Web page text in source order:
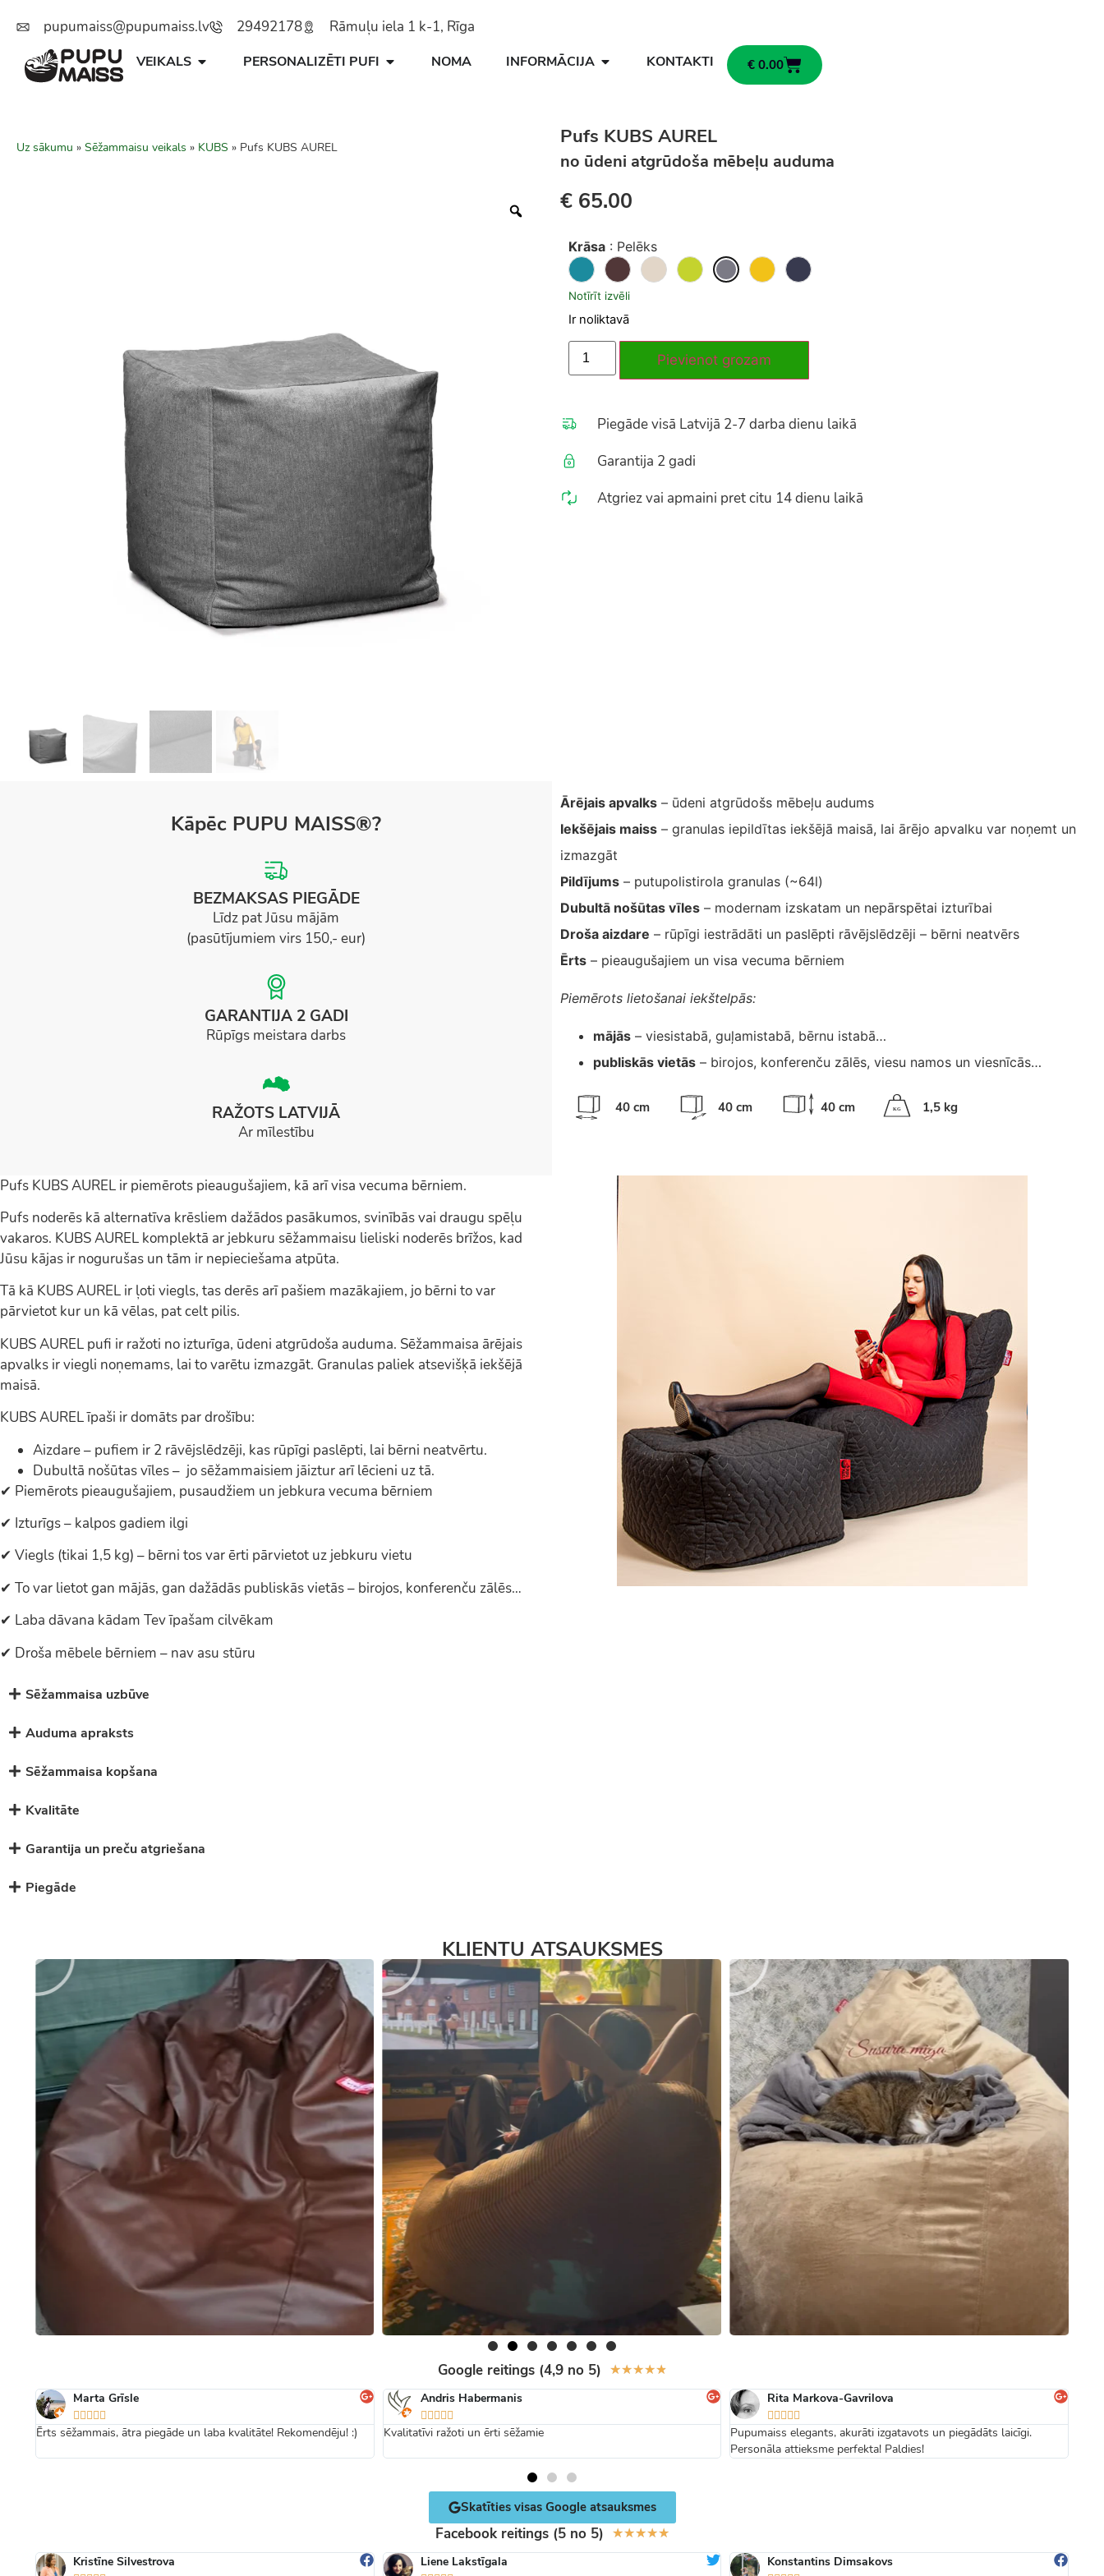
pupumaiss@pupumaiss.lv 29492178 Rāmuļu iela 1 k-1, Rīga
VEIKALS PERSONALIZĒTI PUFI NOMA INFORMĀCIJA KONTAKTI € 0.00
Uz sākumu » Sēžammaisu veikals » KUBS » Pufs KUBS AUREL Pufs KUBS AUREL
no ūdeni atgrūdoša mēbeļu auduma
€ 65.00
Krāsa : Pelēks
Notīrīt izvēli
Ir noliktavā
Pievienot grozam
Piegāde visā Latvijā 2-7 darba dienu laikā
Garantija 2 gadi
Atgriez vai apmaini pret citu 14 dienu laikā
Kāpēc PUPU MAISS®?
BEZMAKSAS PIEGĀDE
Līdz pat Jūsu mājām
(pasūtījumiem virs 150,- eur)
GARANTIJA 2 GADI
Rūpīgs meistara darbs
RAŽOTS LATVIJĀ
Ar mīlestību
Ārējais apvalks – ūdeni atgrūdošs mēbeļu audums
Iekšējais maiss – granulas iepildītas iekšējā maisā, lai ārējo apvalku var noņemt un
izmazgāt
Pildījums – putupolistirola granulas (~64l)
Dubultā nošūtas vīles – modernam izskatam un nepārspētai izturībai
Droša aizdare – rūpīgi iestrādāti un paslēpti rāvējslēdzēji – bērni neatvērs
Ērts – pieaugušajiem un visa vecuma bērniem
Piemērots lietošanai iekštelpās:
mājās – viesistabā, guļamistabā, bērnu istabā…
publiskās vietās – birojos, konferenču zālēs, viesu namos un viesnīcās…
40 cm 40 cm 40 cm KG 1,5 kg
Pufs KUBS AUREL ir piemērots pieaugušajiem, kā arī visa vecuma bērniem.
Pufs noderēs kā alternatīva krēsliem dažādos pasākumos, svinībās vai draugu spēļu
vakaros. KUBS AUREL komplektā ar jebkuru sēžammaisu lieliski noderēs brīžos, kad
Jūsu kājas ir nogurušas un tām ir nepieciešama atpūta.
Tā kā KUBS AUREL ir ļoti viegls, tas derēs arī pašiem mazākajiem, jo bērni to var
pārvietot kur un kā vēlas, pat celt pilis.
KUBS AUREL pufi ir ražoti no izturīga, ūdeni atgrūdoša auduma. Sēžammaisa ārējais
apvalks ir viegli noņemams, lai to varētu izmazgāt. Granulas paliek atsevišķā iekšējā
maisā.
KUBS AUREL īpaši ir domāts par drošību:
Aizdare – pufiem ir 2 rāvējslēdzēji, kas rūpīgi paslēpti, lai bērni neatvērtu.
Dubultā nošūtas vīles – jo sēžammaisiem jāiztur arī lēcieni uz tā.
✔ Piemērots pieaugušajiem, pusaudžiem un jebkura vecuma bērniem
✔ Izturīgs – kalpos gadiem ilgi
✔ Viegls (tikai 1,5 kg) – bērni tos var ērti pārvietot uz jebkuru vietu
✔ To var lietot gan mājās, gan dažādās publiskās vietās – birojos, konferenču zālēs…
✔ Laba dāvana kādam Tev īpašam cilvēkam
✔ Droša mēbele bērniem – nav asu stūru
Sēžammaisa uzbūve
Auduma apraksts
Sēžammaisa kopšana
Kvalitāte
Garantija un preču atgriešana
Piegāde
KLIENTU ATSAUKSMES
Google reitings (4,9 no 5) ★★★★★
Marta Grīsle
    
Ērts sēžammais, ātra piegāde un laba kvalitāte! Rekomendēju! :)
Andris Habermanis
    
Kvalitatīvi ražoti un ērti sēžamie
Rita Markova-Gavrilova
    
Pupumaiss elegants, akurāti izgatavots un piegādāts laicīgi.
Personāla attieksme perfekta! Paldies!
Skatīties visas Google atsauksmes
Facebook reitings (5 no 5) ★★★★★
Kristīne Silvestrova Liene Lakstīgala Konstantins Dimsakovs